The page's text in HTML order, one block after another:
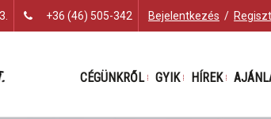
+36 (46) 505-342 Bejelentkezés /
CÉGÜNKRŐL GYIK HÍREK